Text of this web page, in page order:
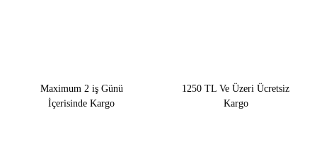
Maximum 2 iş Günü
İçerisinde Kargo
1250 TL Ve Üzeri Ücretsiz
Kargo